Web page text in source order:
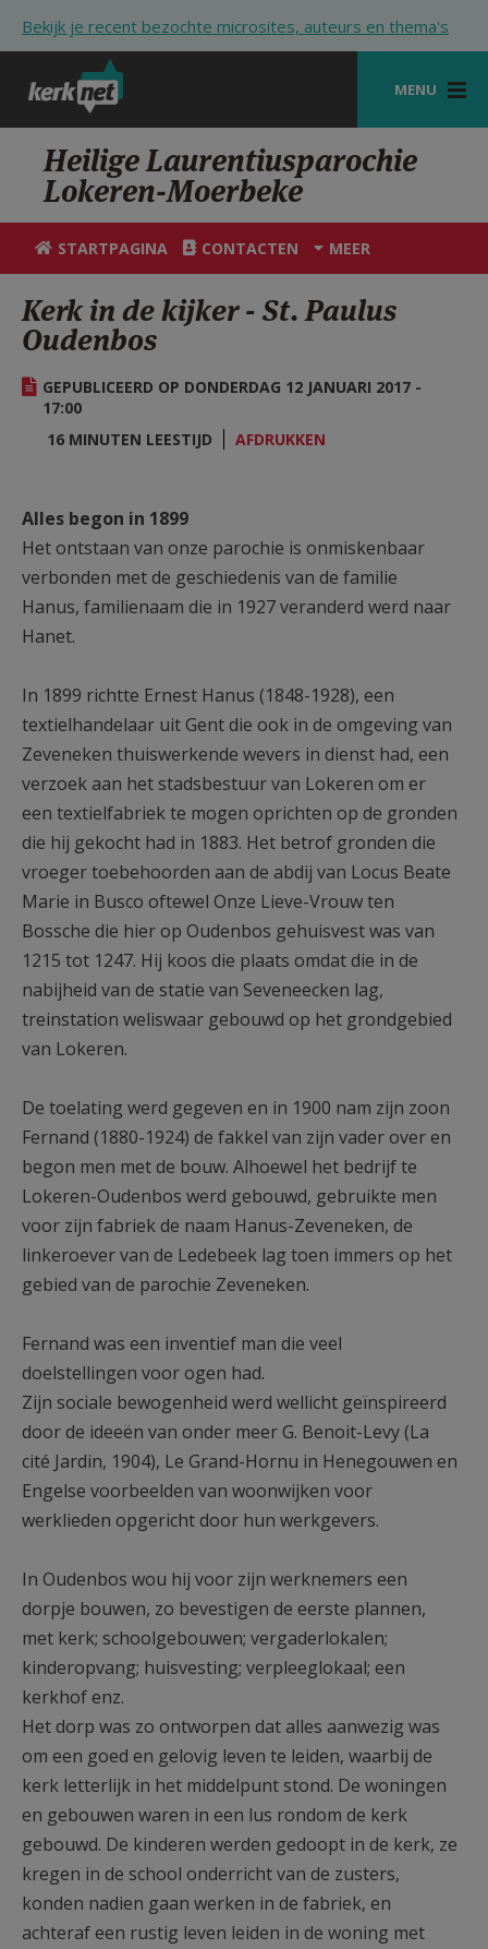
Bekijk je recent bezochte microsites, auteurs en thema's
MENU
STARTPAGINA
KERK
VIERINGEN
ZOEKEN
HULP
STARTPAGINA PORTAAL
AANMELDEN OF REGISTREREN
Heilige Laurentiusparochie
Lokeren-Moerbeke
STARTPAGINA CONTACTEN MEER
Kerk in de kijker - St. Paulus
Oudenbos
GEPUBLICEERD OP DONDERDAG 12 JANUARI 2017 -
17:00
16 MINUTEN LEESTIJD
AFDRUKKEN
Alles begon in 1899
Het ontstaan van onze parochie is onmiskenbaar
verbonden met de geschiedenis van de familie
Hanus, familienaam die in 1927 veranderd werd naar
Hanet.
In 1899 richtte Ernest Hanus (1848-1928), een
textielhandelaar uit Gent die ook in de omgeving van
Zeveneken thuiswerkende wevers in dienst had, een
verzoek aan het stadsbestuur van Lokeren om er
een textielfabriek te mogen oprichten op de gronden
die hij gekocht had in 1883. Het betrof gronden die
vroeger toebehoorden aan de abdij van Locus Beate
Marie in Busco oftewel Onze Lieve-Vrouw ten
Bossche die hier op Oudenbos gehuisvest was van
1215 tot 1247. Hij koos die plaats omdat die in de
nabijheid van de statie van Seveneecken lag,
treinstation weliswaar gebouwd op het grondgebied
van Lokeren.
De toelating werd gegeven en in 1900 nam zijn zoon
Fernand (1880-1924) de fakkel van zijn vader over en
begon men met de bouw. Alhoewel het bedrijf te
Lokeren-Oudenbos werd gebouwd, gebruikte men
voor zijn fabriek de naam Hanus-Zeveneken, de
linkeroever van de Ledebeek lag toen immers op het
gebied van de parochie Zeveneken.
Fernand was een inventief man die veel
doelstellingen voor ogen had.
Zijn sociale bewogenheid werd wellicht geïnspireerd
door de ideeën van onder meer G. Benoit-Levy (La
cité Jardin, 1904), Le Grand-Hornu in Henegouwen en
Engelse voorbeelden van woonwijken voor
werklieden opgericht door hun werkgevers.
In Oudenbos wou hij voor zijn werknemers een
dorpje bouwen, zo bevestigen de eerste plannen,
met kerk; schoolgebouwen; vergaderlokalen;
kinderopvang; huisvesting; verpleeglokaal; een
kerkhof enz.
Het dorp was zo ontworpen dat alles aanwezig was
om een goed en gelovig leven te leiden, waarbij de
kerk letterlijk in het middelpunt stond. De woningen
en gebouwen waren in een lus rondom de kerk
gebouwd. De kinderen werden gedoopt in de kerk, ze
kregen in de school onderricht van de zusters,
konden nadien gaan werken in de fabriek, en
achteraf een rustig leven leiden in de woning met